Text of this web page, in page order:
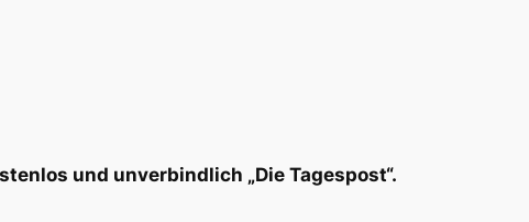
und unverbindlich „Die Tagespost“.